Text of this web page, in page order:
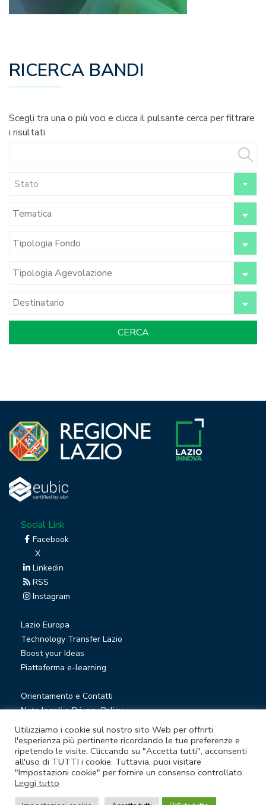
RICERCA BANDI
Scegli tra una o più voci e clicca il pulsante cerca per filtrare
i risultati
Stato
Social Link
Facebook
X
Linkedin
RSS
Instagram
Lazio Europa
Technology Transfer Lazio
Boost your Ideas
Piattaforma e-learning
Orientamento e Contatti
Note legali e Privacy Policy
Privacy Newsletter
Società trasparente
Whistleblowing
© Lazio Innova S.p.A. società soggetta a direzione e
coordinamento della Regione Lazio
Utilizziamo i cookie sul nostro sito Web per offrirti
l'esperienza più pertinente ricordando le tue preferenze e
ripetendo le visite. Cliccando su "Accetta tutti", acconsenti
all'uso di TUTTI i cookie. Tuttavia, puoi visitare
"Impostazioni cookie" per fornire un consenso controllato.
Leggi tutto